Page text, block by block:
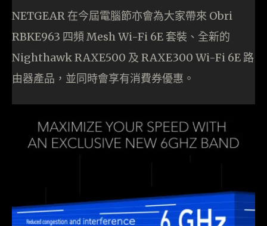
NETGEAR 在今屆電腦節亦會為大家帶來 Obri
RBKE963 四頻 Mesh Wi-Fi 6E 套裝、全新的
Nighthawk RAXE500 及 RAXE300 Wi-Fi 6E 路
由器產品，並同時會享有消費券優惠。